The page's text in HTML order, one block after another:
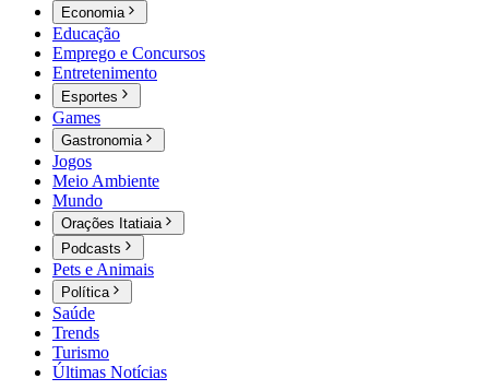
Economia
Educação
Emprego e Concursos
Entretenimento
Esportes
Games
Gastronomia
Jogos
Meio Ambiente
Mundo
Orações Itatiaia
Podcasts
Pets e Animais
Política
Saúde
Trends
Turismo
Últimas Notícias